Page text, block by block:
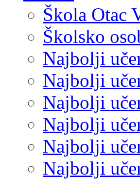
Škola Otac
Školsko
Najbolji
Najbolji
Najbolji
Najbolji
Najbolji
Najbolji